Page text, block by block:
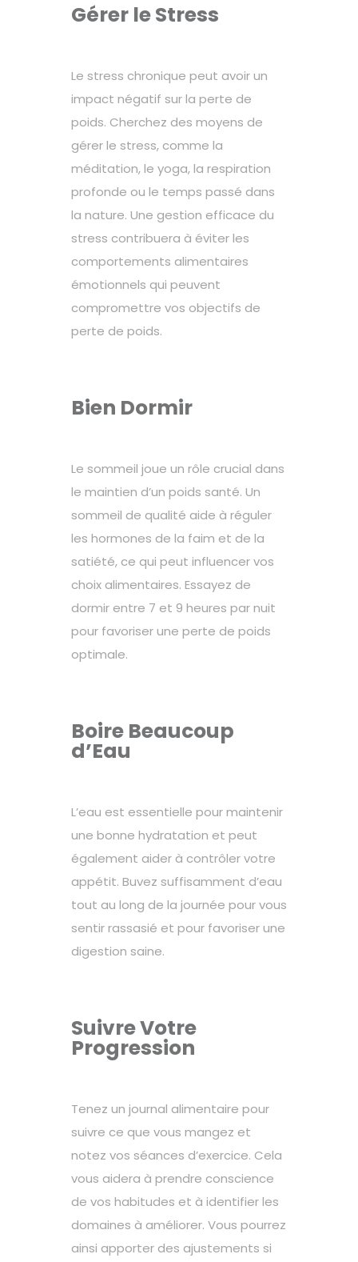
Gérer le Stress
Le stress chronique peut avoir un
impact négatif sur la perte de
poids. Cherchez des moyens de
gérer le stress, comme la
méditation, le yoga, la respiration
profonde ou le temps passé dans
la nature. Une gestion efficace du
stress contribuera à éviter les
comportements alimentaires
émotionnels qui peuvent
compromettre vos objectifs de
perte de poids.
Bien Dormir
Le sommeil joue un rôle crucial dans
le maintien d’un poids santé. Un
sommeil de qualité aide à réguler
les hormones de la faim et de la
satiété, ce qui peut influencer vos
choix alimentaires. Essayez de
dormir entre 7 et 9 heures par nuit
pour favoriser une perte de poids
optimale.
Boire Beaucoup
d’Eau
L’eau est essentielle pour maintenir
une bonne hydratation et peut
également aider à contrôler votre
appétit. Buvez suffisamment d’eau
tout au long de la journée pour vous
sentir rassasié et pour favoriser une
digestion saine.
Suivre Votre
Progression
Tenez un journal alimentaire pour
suivre ce que vous mangez et
notez vos séances d’exercice. Cela
vous aidera à prendre conscience
de vos habitudes et à identifier les
domaines à améliorer. Vous pourrez
ainsi apporter des ajustements si